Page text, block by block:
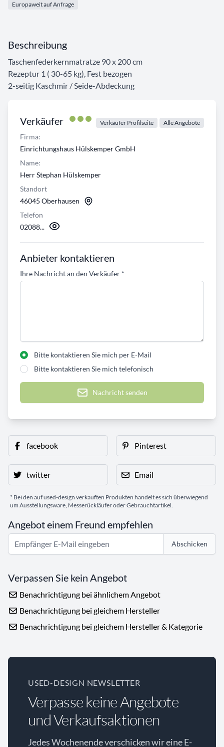
Europaweit auf Anfrage
Verkäufer Verkäufer Profilseite Alle Angebote
Firma:
Einrichtungshaus Hülskemper GmbH
Name:
Herr Stephan Hülskemper
Standort
46045 Oberhausen
Telefon
02088...
Anbieter kontaktieren
Ihre Nachricht an den Verkäufer *
Bitte kontaktieren Sie mich per E-Mail
Bitte kontaktieren Sie mich telefonisch
Nachricht senden
Beschreibung
Taschenfederkernmatratze 90 x 200 cm
Rezeptur 1 ( 30-65 kg), Fest bezogen
2-seitig Kaschmir / Seide-Abdeckung
facebook Pinterest
twitter Email
* Bei den auf used-design verkauften Produkten handelt es sich überwiegend
um Ausstellungsware, Messerückläufer oder Gebrauchtartikel.
Angebot einem Freund empfehlen
Abschicken
Verpassen Sie kein Angebot
Benachrichtigung bei ähnlichem Angebot
Benachrichtigung bei gleichem Hersteller
Benachrichtigung bei gleichem Hersteller & Kategorie
USED-DESIGN NEWSLETTER
Verpasse keine Angebote
und Verkaufsaktionen
Jedes Wochenende verschicken wir eine E-